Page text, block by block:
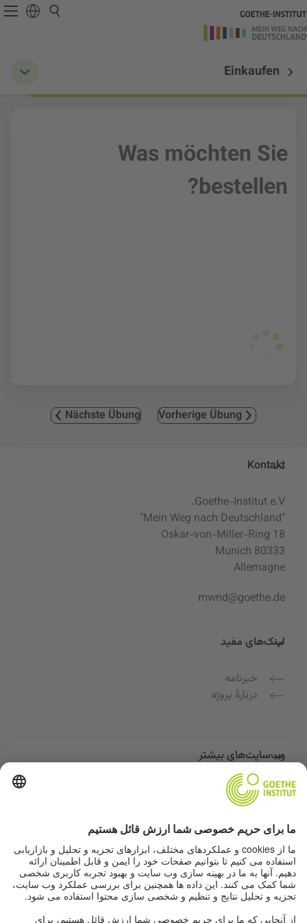
Einkaufen
Was möchten Sie
bestellen?
Vorherige Übung
Nächste Übung
Service- und Informationsbereich
Kontakt
Goethe-Institut e.V.
"Mein Weg nach Deutschland"
Oskar-von-Miller-Ring 18
80333 Munich
Allemagne
mwnd@goethe.de
لینک‌های مفید
خبرنامه
دربارهٔ پروژه
وب‌سایت‌های بیشتر
Community “Deutsch für dich”
تمرین زبان آلمانی به صورت رایگان
دوره‌های زبان آلمانی مؤسسه گوته
پورتال معلمان "Deutschstunde"
حریم خصوصی و دسترسی‌پذیری